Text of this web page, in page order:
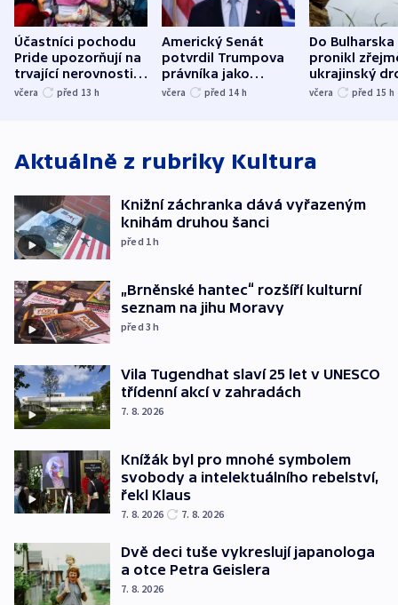
Účastníci pochodu
Pride upozorňují na
trvající nerovnosti i
společenskou
včera před 13 h
Americký Senát
potvrdil Trumpova
právníka jako
ministra
včera před 14 h
Do Bulharska
pronikl
ukrajinský
explodoval
včera před 15 h
Aktuálně z rubriky Kultura
Knižní záchranka dává vyřazeným
knihám druhou šanci
před 1h
„Brněnské hantec“ rozšíří kulturní
seznam na jihu Moravy
před 3h
Vila Tugendhat slaví 25 let v UNESCO
třídenní akcí v zahradách
7. 8. 2026
Knížák byl pro mnohé symbolem
svobody a intelektuálního rebelství,
řekl Klaus
7. 8. 2026 7. 8. 2026
Dvě deci tuše vykreslují japanologa
a otce Petra Geislera
7. 8. 2026